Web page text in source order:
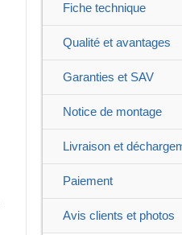
Fiche technique
Qualité et avantages
Garanties et SAV
Notice de montage
Livraison et
Paiement
Avis clients et photos